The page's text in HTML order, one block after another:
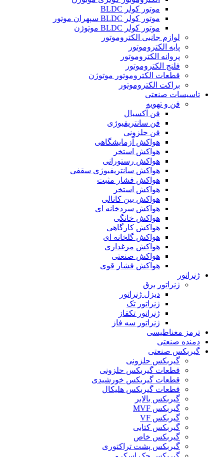
موتور کولر BLDC
موتور کولر BLDC سپهران موتور
موتور کولر BLDC موتوژن
لوازم جانبی الکتروموتور
پایه الکتروموتور
پروانه الکتروموتور
فلنج الکتروموتور
قطعات الکتروموتور موتوژن
براکت الکتروموتور
تاسیسات صنعتی
فن و تهویه
فن آکسیال
فن سانتریفیوژی
فن حلزونی
هواکش آزمایشگاهی
هواکش استخر
هواکش رستورانی
هواکش سانتریفیوژی سقفی
هواکش فشار مثبت
هواکش استخر
هواکش بین کانالی
هواکش سردخانه ای
هواکش خانگی
هواکش کارگاهی
هواکش گلخانه ای
هواکش مرغداری
هواکش صنعتی
هواکش فشار قوی
ژنراتور
ژنراتور برق
دیزل ژنراتور
ژنراتور تک
ژنراتور تکفاز
ژنراتور سه فاز
ترمز مغناطیسی
دمنده صنعتی
گیربکس صنعتی
گیربکس حلزونی
قطعات گيربکس حلزونی
قطعات گيربکس خورشيدی
قطعات گیربکس هلیکال
گيربکس بالابر
گیربکس MVF
گیربکس VF
گیربکس کتابی
گیربکس خاص
گیربکس پشت تراکتوری